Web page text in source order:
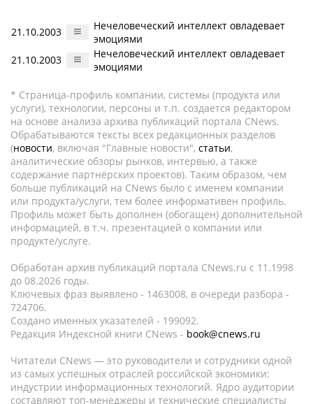
21.10.2003
Нечеловеческий интеллект овладевает
эмоциями
21.10.2003
Нечеловеческий интеллект овладевает
эмоциями
* Страница-профиль компании, системы (продукта или
услуги), технологии, персоны и т.п. создается редактором
на основе анализа архива публикаций портала CNews.
Обрабатываются тексты всех редакционных разделов
(новости, включая "Главные новости", статьи,
аналитические обзоры рынков, интервью, а также
содержание партнёрских проектов). Таким образом, чем
больше публикаций на CNews было с именем компании
или продукта/услуги, тем более информативен профиль.
Профиль может быть дополнен (обогащен) дополнительной
информацией, в т.ч. презентацией о компании или
продукте/услуге.
Обработан архив публикаций портала CNews.ru c 11.1998
до 08.2026 годы.
Ключевых фраз выявлено - 1463008, в очереди разбора -
724706.
Создано именных указателей - 199092.
Редакция Индексной книги CNews - book@cnews.ru
Читатели CNews — это руководители и сотрудники одной
из самых успешных отраслей российской экономики:
индустрии информационных технологий. Ядро аудитории
составляют топ-менеджеры и технические специалисты